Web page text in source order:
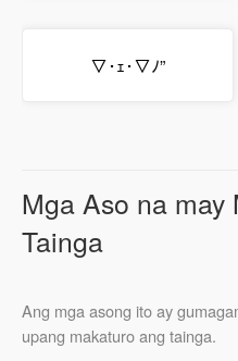
▽･ｪ･▽ﾉ”
Mga Aso na may
Tainga
Ang mga asong ito ay
upang makaturo ang tainga.